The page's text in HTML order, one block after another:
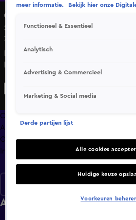
Chateau Meiland En Route
Seizoen 1, aflevering 7
7 okt 2024, 20:30
De Meilandjes vinden de huizen op
Montana doen een shopmarathon
het eeuwenoude Château de
overtuigd dat zijn voorvaderen in
dat hij blauw bloed heeft. De familie
fotograaf vereeuwigen in
Overzicht
Afleveringen
Clips
Info
Afleveringen
Seizoen 1
meer informatie.
Bekijk hier onze
Functioneel & Essentieel
Analytisch
Advertising & Commercieel
Marketing & Social media
Derde partijen lijst
Alle cookies
Huidige keuze
Voorkeuren